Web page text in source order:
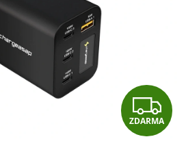
Z
D
ZDARMA